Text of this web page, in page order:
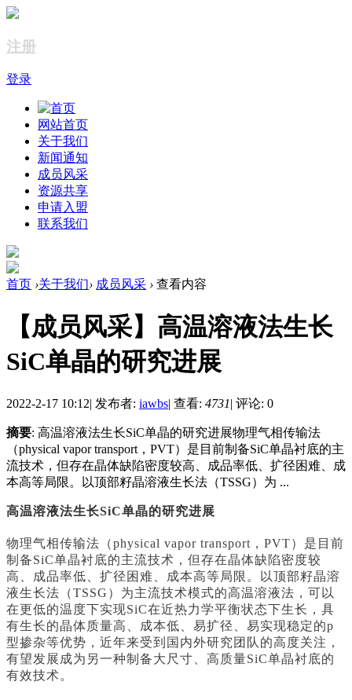
注册
登录
网站首页
关于我们
新闻通知
成员风采
资源共享
申请入盟
联系我们
首页 ›关于我们› 成员风采 › 查看内容
【成员风采】高温溶液法生长
SiC单晶的研究进展
2022-2-17 10:12| 发布者: iawbs| 查看: 4731| 评论: 0
摘要: 高温溶液法生长SiC单晶的研究进展物理气相传输法
（physical vapor transport，PVT）是目前制备SiC单晶衬底的主
流技术，但存在晶体缺陷密度较高、成品率低、扩径困难、成
本高等局限。以顶部籽晶溶液生长法（TSSG）为 ...
高温溶液法生长SiC单晶的研究进展
物理气相传输法（physical vapor transport，PVT）是目前
制备SiC单晶衬底的主流技术，但存在晶体缺陷密度较
高、成品率低、扩径困难、成本高等局限。以顶部籽晶溶
液生长法（TSSG）为主流技术模式的高温溶液法，可以
在更低的温度下实现SiC在近热力学平衡状态下生长，具
有生长的晶体质量高、成本低、易扩径、易实现稳定的p
型掺杂等优势，近年来受到国内外研究团队的高度关注，
有望发展成为另一种制备大尺寸、高质量SiC单晶衬底的
有效技术。